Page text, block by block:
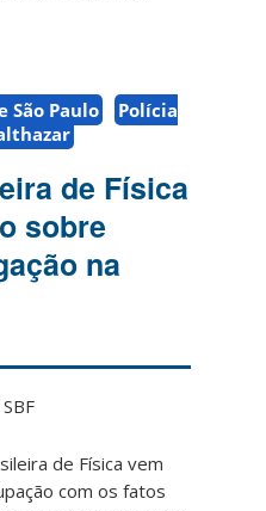
São Paulo
Polícia
de Física
sobre
na
de Física vem
com os fatos